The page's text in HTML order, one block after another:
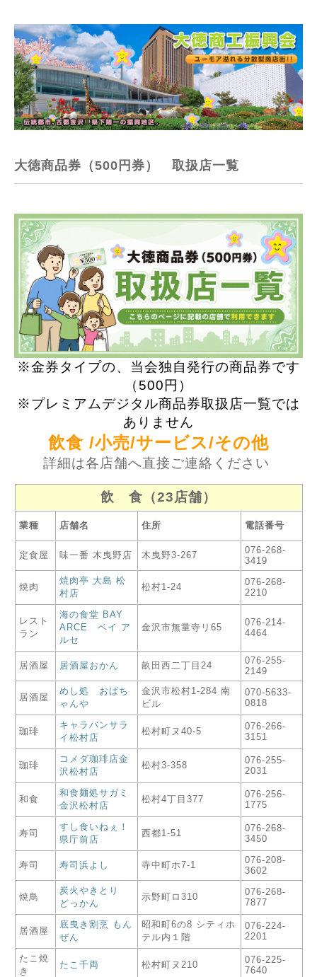
大徳商品券（500円券） 取扱店一覧
※金券タイプの、当会独自発行の商品券です
（500円）
※プレミアムデジタル商品券取扱店一覧では
ありません
飲食 /小売/サービス/その他
詳細は各店舗へ直接ご連絡ください
飲 食（23店舗）
業種 店舗名 住所 電話番号
定食屋 味一番 木曳野店 木曳野3-267
076-268-
3419
焼肉
焼肉亭 大島 松
村店
松村1-24
076-268-
2210
レスト
ラン
海の食堂 BAY
ARCE ベイ ア
ルセ
金沢市無量寺リ65
076-214-
4464
居酒屋 居酒屋おかん 畝田西二丁目24
076-255-
2149
居酒屋
めし処 おばち
ゃんや
金沢市松村1-284 南
ビル
070-5633-
0818
珈琲
キャラバンサラ
イ松村店
松村町ヌ40-5
076-266-
3151
珈琲
コメダ珈琲店金
沢松村店
松村3-358
076-255-
2031
和食
和食麺処サガミ
金沢松村店
松村4丁目377
076-256-
1775
寿司
すし食いねぇ！
県庁前店
西都1-51
076-268-
3450
寿司 寿司浜よし 寺中町ホ7-1
076-208-
3602
焼鳥
炭火やきとり
どっかん
示野町ロ310
076-268-
7877
居酒屋
底曳き割烹 もん
ぜん
昭和町6の8 シティホ
テル内１階
076-224-
2201
たこ焼
き
たこ千両 松村町ヌ210
076-225-
7640